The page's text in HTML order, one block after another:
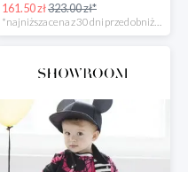
161.50 zł323.00 zł*
*najniższa cena z 30 dni przed obniżką